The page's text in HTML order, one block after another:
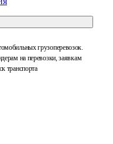
грузоперевозок.
на перевозки, заявкам
транспорта